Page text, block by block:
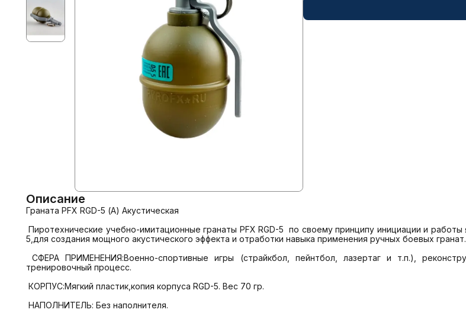
Описание
Граната PFX RGD-5 (А) Акустическая
Пиротехнические учебно-имитационные гранаты PFX RGD-5  по своему принципу инициации и работы являются нелетальными аналогами отечественных боевых гранат RGD-
5,для создания мощного акустического эффекта и отработки навыка применения ручных боевых гранат.
СФЕРА ПРИМЕНЕНИЯ:Военно-спортивные игры (страйкбол, пейнтбол, лазертаг и т.п.), реконструкторские и военно- патриотические мероприятия,а также учебно-
тренировочный процесс.